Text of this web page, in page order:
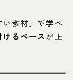
教材」で学べ
るペースが上